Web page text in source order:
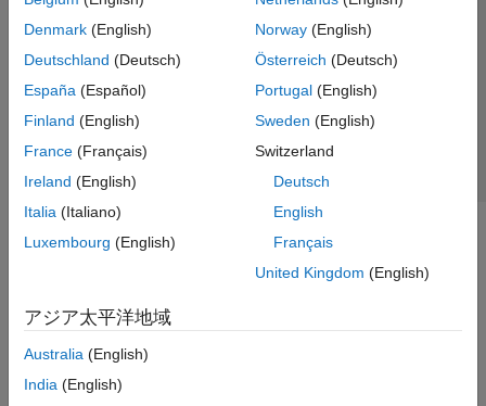
Denmark (English)
Deutschland (Deutsch)
España (Español)
Finland (English)
France (Français)
Ireland (English)
Italia (Italiano)
Luxembourg (English)
Norway(English)
Österreich (Deutsch)
Portugal(English)
Sweden (English)
Switzerland
Deutsch
English
Français
United Kingdom (English)
アジア太平洋地域
Australia (English)
India (English)
トラストセンター
プライバシー ポリシー
違法コピー防止
アプリケーション ステータス
© 1994-2026 The MathWorks, Inc.